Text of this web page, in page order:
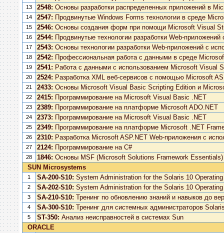
13 2548: Основы разработки распределенных приложений в
14 2547: Продвинутые Windows Forms технологии в среде
15 2546: Основы создания форм при помощи Microsoft Visual
16 2544: Продвинутые технологии разработки Web-
17 2543: Основы технологии разработки Web-приложений с
18 2542: Профессиональная работа с данными в среде
19 2541: Работа с данными с использованием Microsoft Visual
20 2524: Разработка XML веб-сервисов c помощью Microsoft
21 2433: Основы Microsoft Visual Basic Scripting Edition и
22 2415: Программирование на Microsoft Visual Basic .NET
23 2389: Программирование на платформе Microsoft ADO.NET
24 2373: Программирование на Microsoft Visual Basic .NET
25 2349: Программирование на платформе Microsoft .NET
26 2310: Разработка Microsoft ASP.NET Web-приложения с
27 2124: Программирование на C#
28 1846: Основы MSF (Microsoft Solutions Framework Essentials)
SUN Microsystems
1 SA-200-S10: System Administration for the Solaris 10
2 SA-202-S10: System Administration for the Solaris 10
3 SA-210-S10: Тренинг по обновлению знаний и навыков до
4 SA-300-S10: Тренинг для системных администраторов
5 ST-350: Анализ неисправностей в системах Sun
ORACLE